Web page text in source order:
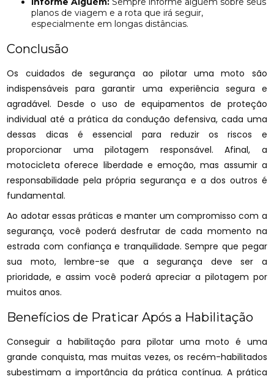
planos de viagem e a rota que irá seguir,
especialmente em longas distâncias.
Conclusão
Os cuidados de segurança ao pilotar uma moto são
indispensáveis para garantir uma experiência segura e
agradável. Desde o uso de equipamentos de proteção
individual até a prática da condução defensiva, cada uma
dessas dicas é essencial para reduzir os riscos e
proporcionar uma pilotagem responsável. Afinal, a
motocicleta oferece liberdade e emoção, mas assumir a
responsabilidade pela própria segurança e a dos outros é
fundamental.
Ao adotar essas práticas e manter um compromisso com a
segurança, você poderá desfrutar de cada momento na
estrada com confiança e tranquilidade. Sempre que pegar
sua moto, lembre-se que a segurança deve ser a
prioridade, e assim você poderá apreciar a pilotagem por
muitos anos.
Benefícios de Praticar Após a Habilitação
Conseguir a habilitação para pilotar uma moto é uma
grande conquista, mas muitas vezes, os recém-habilitados
subestimam a importância da prática contínua. A prática